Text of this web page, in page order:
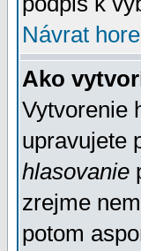
Návrat hore
Ako
Vytvorenie
upravujete
hlasovanie
zrejme
potom